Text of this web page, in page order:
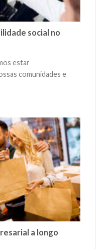
social no
estar
comunidades e
a longo